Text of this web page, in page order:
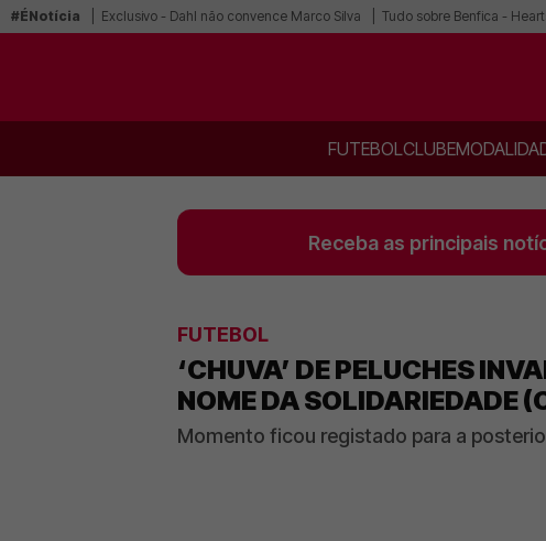
#ÉNotícia Exclusivo - Dahl não convence Marco Silva Tudo sobre Benfica -
FUTEBOLCLUBE
Receba as principais
FUTEBOL
‘CHUVA’ DE PELUCHES
NOME DA SOLIDARIEDADE
Momento ficou registado para a